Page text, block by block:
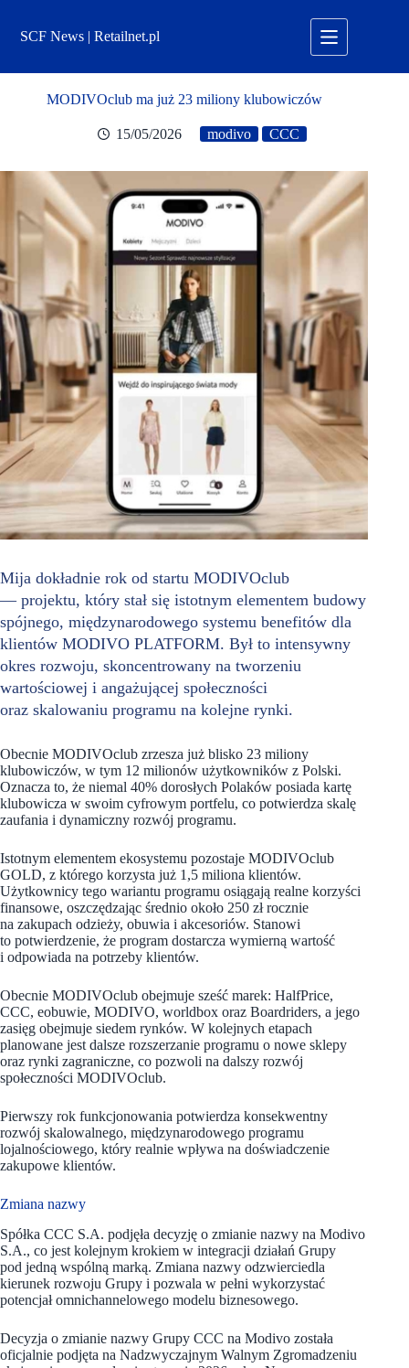
treściSCF News | Retailnet.pl
MODIVOclub ma już 23 miliony klubowiczów
15/05/2026 modivo CCC
Mija dokładnie rok od startu MODIVOclub
— projektu, który stał się istotnym elementem budowy
spójnego, międzynarodowego systemu benefitów dla
klientów MODIVO PLATFORM. Był to intensywny
okres rozwoju, skoncentrowany na tworzeniu
wartościowej i angażującej społeczności
oraz skalowaniu programu na kolejne rynki.
Obecnie MODIVOclub zrzesza już blisko 23 miliony
klubowiczów, w tym 12 milionów użytkowników z Polski.
Oznacza to, że niemal 40% dorosłych Polaków posiada kartę
klubowicza w swoim cyfrowym portfelu, co potwierdza skalę
zaufania i dynamiczny rozwój programu.
Istotnym elementem ekosystemu pozostaje MODIVOclub
GOLD, z którego korzysta już 1,5 miliona klientów.
Użytkownicy tego wariantu programu osiągają realne korzyści
finansowe, oszczędzając średnio około 250 zł rocznie
na zakupach odzieży, obuwia i akcesoriów. Stanowi
to potwierdzenie, że program dostarcza wymierną wartość
i odpowiada na potrzeby klientów.
Obecnie MODIVOclub obejmuje sześć marek: HalfPrice,
CCC, eobuwie, MODIVO, worldbox oraz Boardriders, a jego
zasięg obejmuje siedem rynków. W kolejnych etapach
planowane jest dalsze rozszerzanie programu o nowe sklepy
oraz rynki zagraniczne, co pozwoli na dalszy rozwój
społeczności MODIVOclub.
Pierwszy rok funkcjonowania potwierdza konsekwentny
rozwój skalowalnego, międzynarodowego programu
lojalnościowego, który realnie wpływa na doświadczenie
zakupowe klientów.
Zmiana nazwy
Spółka CCC S.A. podjęła decyzję o zmianie nazwy na Modivo
S.A., co jest kolejnym krokiem w integracji działań Grupy
pod jedną wspólną marką. Zmiana nazwy odzwierciedla
kierunek rozwoju Grupy i pozwala w pełni wykorzystać
potencjał omnichannelowego modelu biznesowego.
Decyzja o zmianie nazwy Grupy CCC na Modivo została
oficjalnie podjęta na Nadzwyczajnym Walnym Zgromadzeniu